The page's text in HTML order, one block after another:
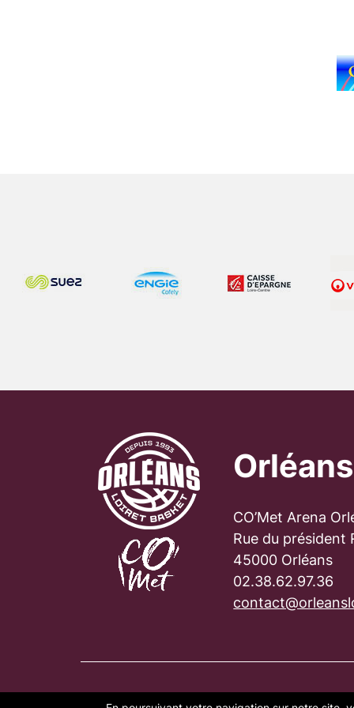
CO’Met Arena
Rue du président
45000 Orléans
02.38.62.97.36